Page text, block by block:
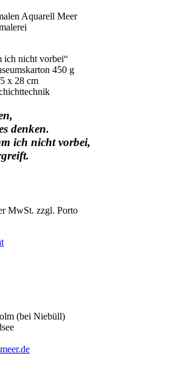
ich nicht vorbei“
450 g
x 28 cm
denken.
ich nicht vorbei,
MwSt. zzgl. Porto
(bei Niebüll)